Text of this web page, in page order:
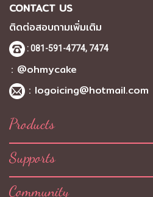
CONTACT US
ติดต่อสอบถามเพิ่มเติม
: 081-591-4774, 7474
: @ohmycake
: logoicing@hotmail.com
Products
Supports
Community